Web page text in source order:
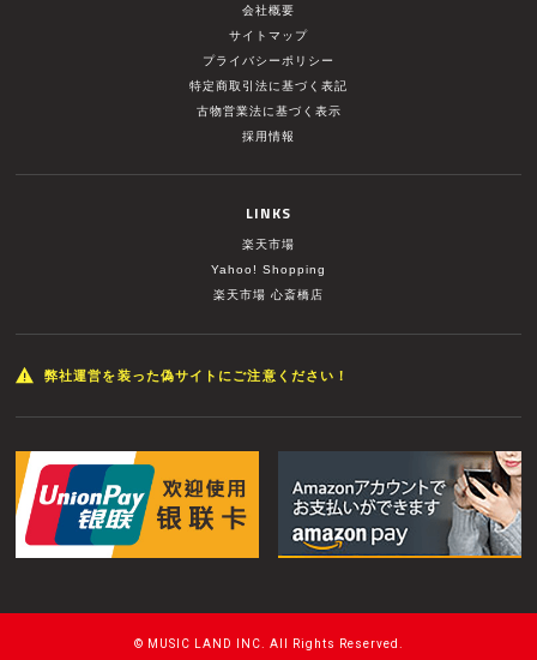
会社概要
サイトマップ
プライバシーポリシー
特定商取引法に基づく表記
古物営業法に基づく表示
採用情報
LINKS
楽天市場
Yahoo! Shopping
楽天市場 心斎橋店
弊社運営を装った偽サイトにご注意ください！
© MUSIC LAND INC. All Rights Reserved.